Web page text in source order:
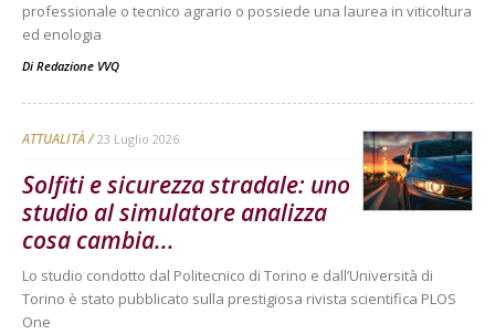
professionale o tecnico agrario o possiede una laurea in viticoltura
ed enologia
Di Redazione VVQ
ATTUALITÀ 23 Luglio 2026
Solfiti e sicurezza stradale: uno
studio al simulatore analizza
cosa cambia...
Lo studio condotto dal Politecnico di Torino e dall’Università di
Torino è stato pubblicato sulla prestigiosa rivista scientifica PLOS
One